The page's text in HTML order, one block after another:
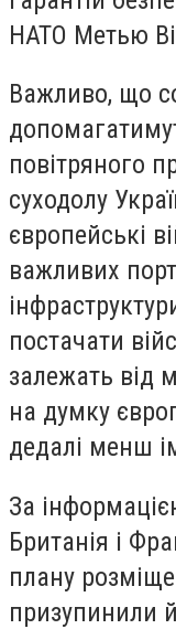
НАТО Метью
Важливо, що
повітряного
суходолу
європейські
важливих
постачати
залежать від
на думку
дедалі менш
За
Британія і
плану
призупинили